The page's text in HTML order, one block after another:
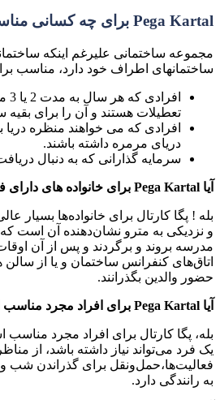
Pega Kartal برای چه کسانی مناسب است؟
مجموعه ساختمانی علیرغم اینکه
ساختمانهای اطراف خود دارد، مناسب
تعطیلات هستند و آن را برای بقیه
افرادی که می خواهند منظره
دریای مرمره داشته باشند.
سرمایه گذارانی که به دنبال
آیا Pega Kartal برای خانواده های دارای فرزند مناسب است؟
بله ! پگا کارتال برای خانواده‌ها بسیار
و نزدیکی به مترو نشان‌دهنده آن است که
مدرسه بروند و برگردند و پس از آن
اتاق‌های کنفرانس ساختمان و یا از
حضور والدین بگذرانند.
آیا Pega Kartal برای افراد مجرد مناسب است؟
بله، پگا کارتال برای افراد مجرد
یک فرد می‌تواند نیاز داشته باشد، از
فعالیت‌ها،حمل‌ونقل برای گذراندن شب و
به رانندگی دارد.